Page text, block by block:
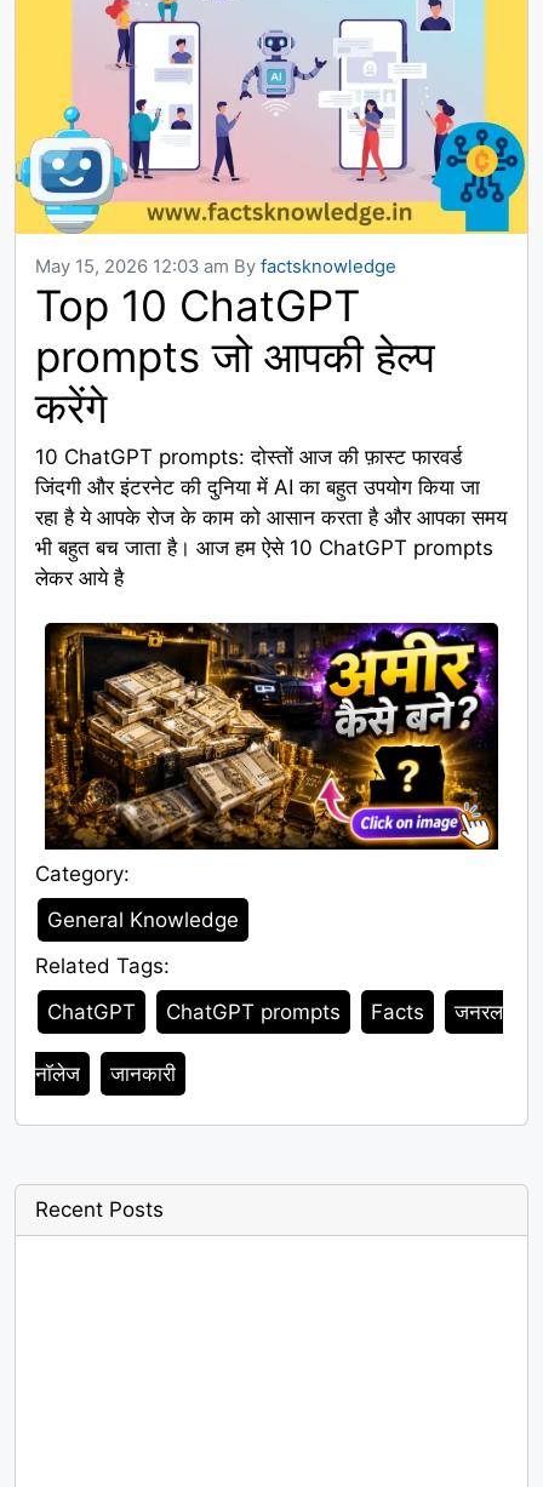
May 15, 2026 12:03 am By factsknowledge
Top 10 ChatGPT
prompts जो आपकी हेल्प
करेंगे
10 ChatGPT prompts: दोस्तों आज की फ़ास्ट फारवर्ड
जिंदगी और इंटरनेट की दुनिया में AI का बहुत उपयोग किया जा
रहा है ये आपके रोज के काम को आसान करता है और आपका समय
भी बहुत बच जाता है। आज हम ऐसे 10 ChatGPT prompts
लेकर आये है
Category:
Category
General Knowledge
Related Tags:
Tags
ChatGPT ChatGPT prompts Facts जनरल
नॉलेज जानकारी
Recent Posts